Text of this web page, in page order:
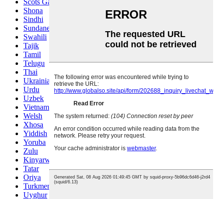
Shona
Sindhi
Sundanese
Swahili
Tajik
Tamil
Telugu
Thai
Ukrainian
Urdu
Uzbek
Vietnamese
Welsh
Xhosa
Yiddish
Yoruba
Zulu
Kinyarwanda
Tatar
Oriya
Turkmen
Uyghur